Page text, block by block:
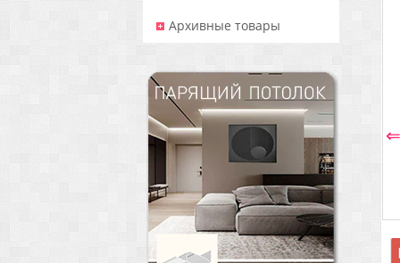
Архивные товары
⇐